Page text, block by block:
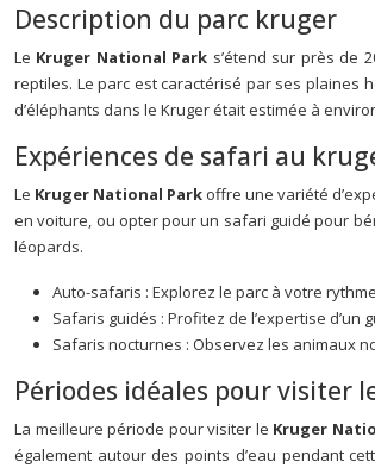
Description du parc kruger
Le Kruger National Park s’étend sur près de
reptiles. Le parc est caractérisé par ses plaines
d’éléphants dans le Kruger était estimée à
Expériences de safari au
Le Kruger National Park offre une variété
en voiture, ou opter pour un safari guidé pour
léopards.
Auto-safaris : Explorez le parc à votre
Safaris guidés : Profitez de l’expertise d’un
Safaris nocturnes : Observez les animaux
Périodes idéales pour visiter
La meilleure période pour visiter le Kruger
également autour des points d’eau pendant